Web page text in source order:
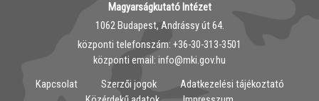
Magyarságkutató Intézet
1062 Budapest, Andrássy út 64.
központi telefonszám: ‭+36-30-313-3501
központi email: info@mki.gov.hu
Kapcsolat
Szerzői jogok
Adatkezelési tájékoztató